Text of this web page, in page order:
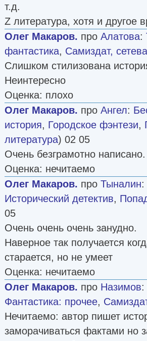
т.д.
Z литература, хотя и другое
Олег Макаров. про Алатова:
фантастика, Самиздат,
Слишком стилизована
Неинтересно
Оценка: плохо
Олег Макаров. про Ангел:
история, Городское фэнтези,
литература) 02 05
Очень безграмотно
Оценка: нечитаемо
Олег Макаров. про Тыналин:
Исторический детектив,
05
Очень очень очень занудно.
Наверное так получается
старается, но не умеет
Оценка: нечитаемо
Олег Макаров. про Назимов:
Фантастика: прочее,
Нечитаемо: автор пишет
заморачиваться фактами но